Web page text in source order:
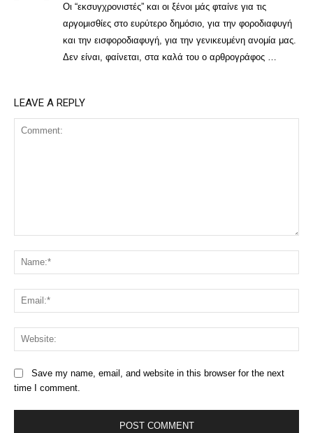
Οι “εκσυγχρονιστές” και οι ξένοι μάς φταίνε για τις
αργομισθίες στο ευρύτερο δημόσιο, για την φοροδιαφυγή
και την εισφοροδιαφυγή, για την γενικευμένη ανομία μας.
Δεν είναι, φαίνεται, στα καλά του ο αρθρογράφος …
LEAVE A REPLY
Save my name, email, and website in this browser for the next
time I comment.